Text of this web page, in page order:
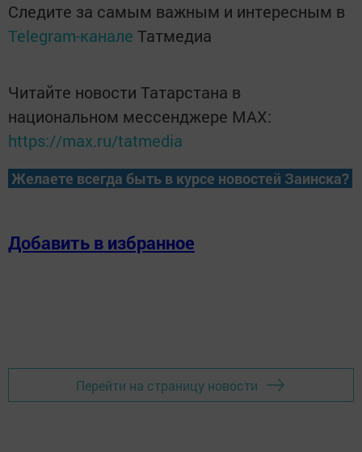
Следите за самым важным и интересным в
Telegram-канале Татмедиа
Читайте новости Татарстана в
национальном мессенджере MАХ:
https://max.ru/tatmedia
Желаете всегда быть в курсе новостей Заинска?
Добавить в избранное
Перейти на страницу новости